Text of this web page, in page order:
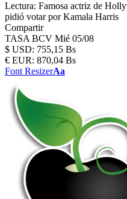
Lectura: Famosa actriz de
pidió votar por Kamala Harris
Compartir
TASA BCV Mié 05/08
$ USD: 755,15 Bs
€ EUR: 870,04 Bs
Font ResizerAa